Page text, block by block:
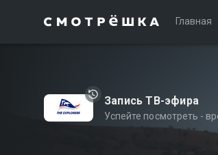
Главная
Запись ТВ-эфира
Успейте посмотреть -